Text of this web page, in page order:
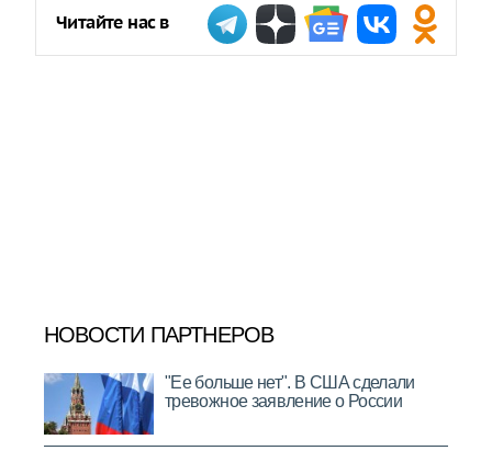
Читайте нас в